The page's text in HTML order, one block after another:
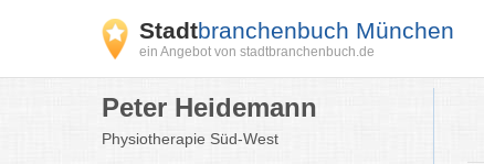
Stadtbranchenbuch München
ein Angebot von stadtbranchenbuch.de
Peter Heidemann
Physiotherapie Süd-West